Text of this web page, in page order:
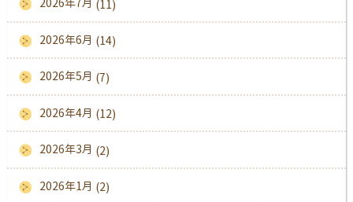
(11)
2026年6月 (14)
2026年5月 (7)
2026年4月 (12)
2026年3月 (2)
2026年1月 (2)